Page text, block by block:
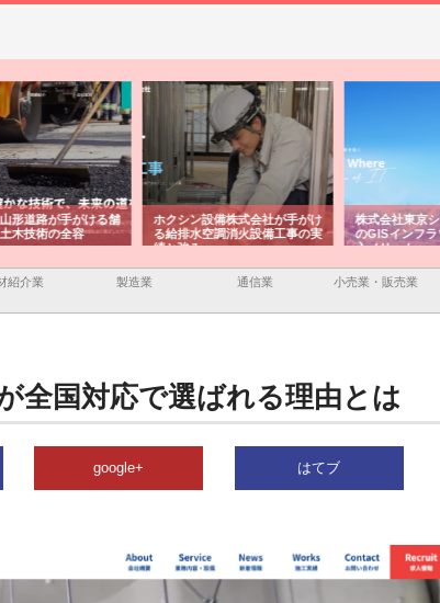
ホクシン設備株式会社が手がけ
る給排水空調消火設備工事の実
績と強み
株式会社東京シー・エム・シー
のGISインフラ管理システム導
入メリット
株
か
由
紹介業 製造業 通信業 小売業・販売業
全国対応で選ばれる理由とは
google+ はてブ